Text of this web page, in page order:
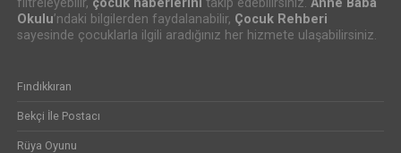
filtreleyebilir, çocuk haberlerini takip edebilirsiniz. Anne Baba
Okulu’ndaki bilgilerden faydalanabilir, Çocuk Rehberi
sayesinde çocuklarla ilgili aradığınız her hizmete ulaşabilirsiniz.
Fındıkkıran
Bekçi İle Postacı
Rüya Oyunu